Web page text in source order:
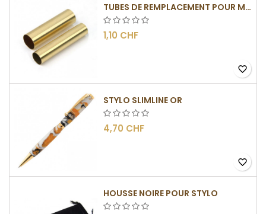
TUBES DE REMPLACEMENT POUR MÉCANISME SLIMLINE
1,10 CHF
favorite_border
STYLO SLIMLINE OR
4,70 CHF
favorite_border
HOUSSE NOIRE POUR STYLO